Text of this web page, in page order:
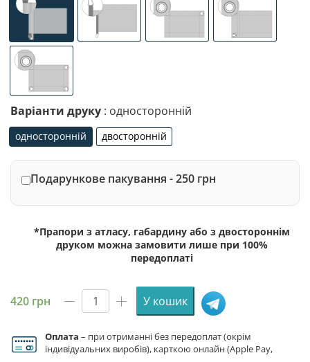
Варіанти друку : односторонній
односторонній
односторонній
двосторонній
двосторонній
Подарункове пакування - 250 грн
*Прапори з атласу, габардину або з двостороннім
друком можна замовити лише при 100%
передоплаті
420 грн
Прапор
«Крим
–
У кошик
Оплата – при отриманні без передоплат (окрім
індивідуальних виробів), карткою онлайн (Apple Pay,